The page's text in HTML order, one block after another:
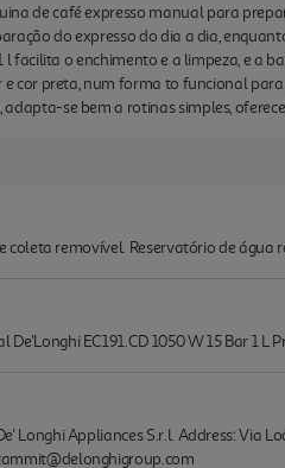
de café expresso manual para
do expresso do dia a dia,
l facilita o enchimento e a limpeza, e
cor preta, num forma to funcional
se bem a rotinas simples,
coleta removível. Reservatório de água
EC191.CD 1050 W 15 Bar 1 L
Longhi Appliances S.r.l. Address: Via